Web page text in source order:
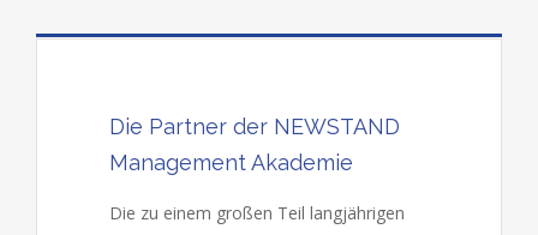
Die Partner der NEWSTAND
Management Akademie
Die zu einem großen Teil langjährigen